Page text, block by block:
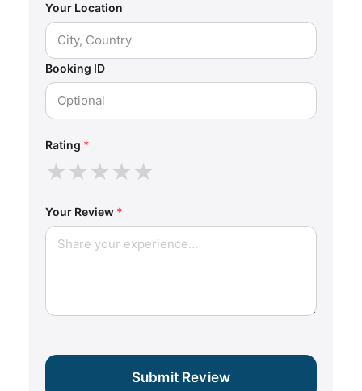
Your Location
Booking ID
Rating *
★★★★★
Your Review *
Submit Review